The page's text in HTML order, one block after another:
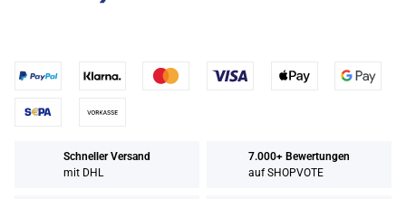
Schneller Versand
mit DHL
7.000+ Bewertungen
auf SHOPVOTE